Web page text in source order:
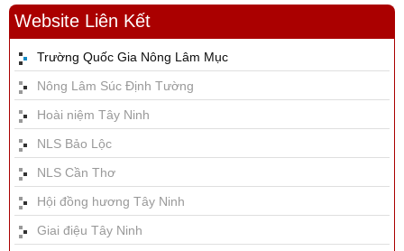
Website Liên Kết
Trường Quốc Gia Nông Lâm Mục
Nông Lâm Súc Định Tường
Hoài niệm Tây Ninh
NLS Bảo Lộc
NLS Cần Thơ
Hội đồng hương Tây Ninh
Giai điệu Tây Ninh